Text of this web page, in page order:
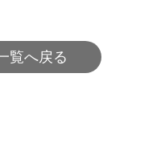
覧へ戻る